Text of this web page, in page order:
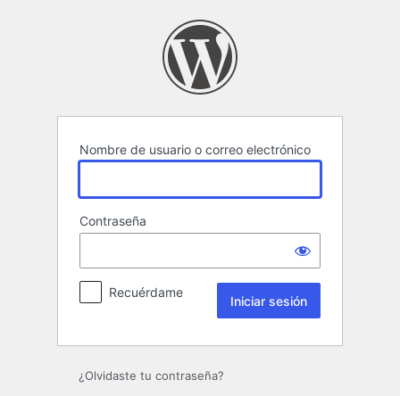
Nombre de usuario o correo electrónico
Contraseña
Recuérdame
¿Olvidaste tu contraseña?